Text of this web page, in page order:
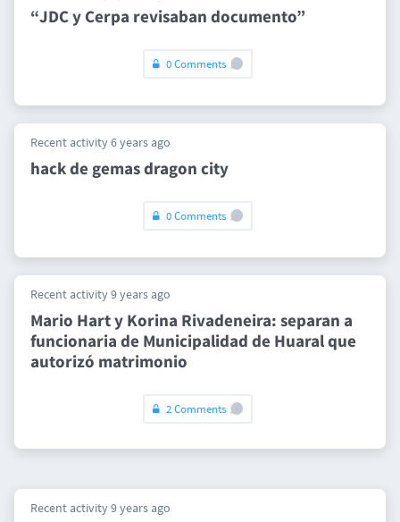
“JDC y Cerpa revisaban documento”
0 Comments
Recent activity 6 years ago
hack de gemas dragon city
0 Comments
Recent activity 9 years ago
​Mario Hart y Korina Rivadeneira: separan a
funcionaria de Municipalidad de Huaral que
autorizó matrimonio
2 Comments
Recent activity 9 years ago